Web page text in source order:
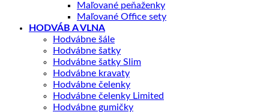
Maľované peňaženky
Maľované Office sety
HODVÁB A VLNA
Hodvábne šále
Hodvábne šatky
Hodvábne šatky Slim
Hodvábne kravaty
Hodvábne čelenky
Hodvábne čelenky Limited
Hodvábne gumičky